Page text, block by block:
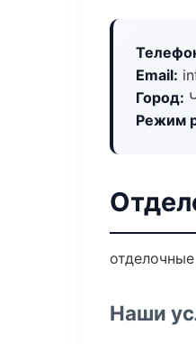
Email:
Город:
Режим
Наши